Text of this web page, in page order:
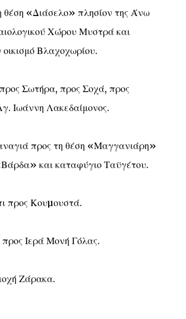
θέση «Διάσελο» πλησίον της Άνω
Χώρου Μυστρά και
Βλαχοχωρίου.
Σωτήρα, προς Σοχά, προς
Ιωάννη Λακεδαίμονος.
προς τη θέση «Μαγγανιάρη»
και καταφύγιο Ταϋγέτου.
προς Κουµουστά.
Ιερά Μονή Γόλας.
Ζάρακα.